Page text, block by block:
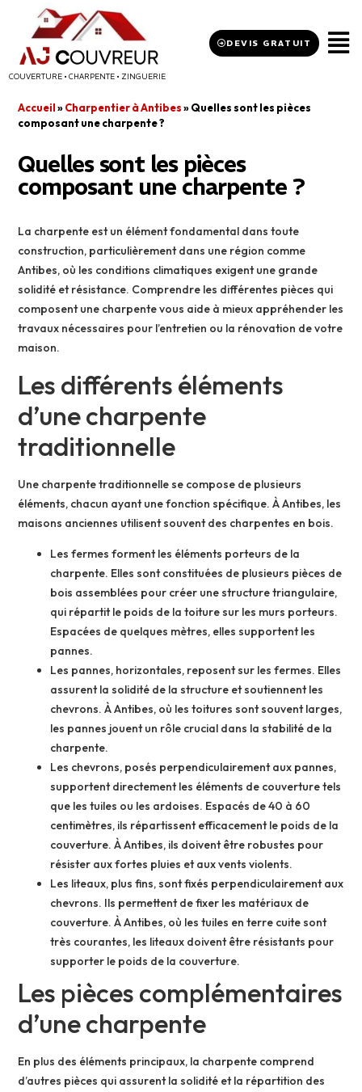
COUVERTURE • CHARPENTE • ZINGUERIE
DEVIS GRATUIT
Accueil»Charpentier à Antibes»Quelles sont les pièces
composant une charpente ?
Quelles sont les pièces
composant une charpente ?
La charpente est un élément fondamental dans toute
construction, particulièrement dans une région comme
Antibes, où les conditions climatiques exigent une grande
solidité et résistance. Comprendre les différentes pièces qui
composent une charpente vous aide à mieux appréhender les
travaux nécessaires pour l’entretien ou la rénovation de votre
maison.
Les différents éléments
d’une charpente
traditionnelle
Une charpente traditionnelle se compose de plusieurs
éléments, chacun ayant une fonction spécifique. À Antibes, les
maisons anciennes utilisent souvent des charpentes en bois.
Les fermes forment les éléments porteurs de la
charpente. Elles sont constituées de plusieurs pièces de
bois assemblées pour créer une structure triangulaire,
qui répartit le poids de la toiture sur les murs porteurs.
Espacées de quelques mètres, elles supportent les
pannes.
Les pannes, horizontales, reposent sur les fermes. Elles
assurent la solidité de la structure et soutiennent les
chevrons. À Antibes, où les toitures sont souvent larges,
les pannes jouent un rôle crucial dans la stabilité de la
charpente.
Les chevrons, posés perpendiculairement aux pannes,
supportent directement les éléments de couverture tels
que les tuiles ou les ardoises. Espacés de 40 à 60
centimètres, ils répartissent efficacement le poids de la
couverture. À Antibes, ils doivent être robustes pour
résister aux fortes pluies et aux vents violents.
Les liteaux, plus fins, sont fixés perpendiculairement aux
chevrons. Ils permettent de fixer les matériaux de
couverture. À Antibes, où les tuiles en terre cuite sont
très courantes, les liteaux doivent être résistants pour
supporter le poids de la couverture.
Les pièces complémentaires
d’une charpente
En plus des éléments principaux, la charpente comprend
d’autres pièces qui assurent la solidité et la répartition des